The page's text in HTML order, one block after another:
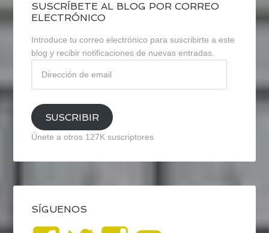
SUSCRÍBETE AL BLOG POR CORREO
ELECTRÓNICO
Introduce tu correo electrónico para suscribirte a este
blog y recibir notificaciones de nuevas entradas.
email
SUSCRIBIR
Únete a otros 127K suscriptores
SÍGUENOS